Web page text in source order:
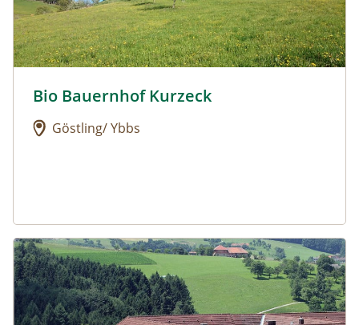
Urlaub am Bauernhof: Bio Bauernhof Kurzeck
Bio Bauernhof Kurzeck
Göstling/ Ybbs
Urlaub am Bauernhof: Dorferhof